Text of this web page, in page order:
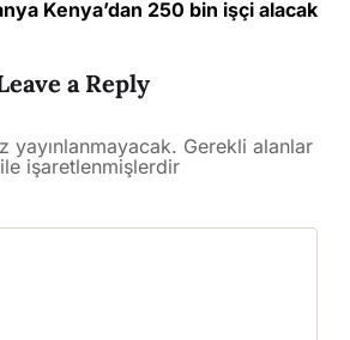
Kenya’dan 250 bin işçi alacak
a Reply
yayınlanmayacak. Gerekli alanlar
ile işaretlenmişlerdir